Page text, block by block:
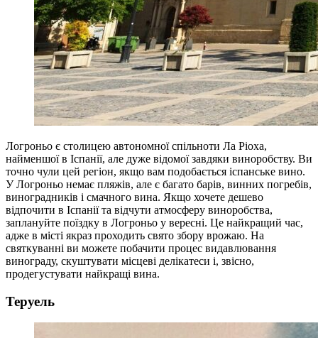
Логроньо є столицею автономної спільноти Ла Ріоха,
найменшої в Іспанії, але дуже відомої завдяки виноробству. Ви
точно чули цей регіон, якщо вам подобається іспанське вино.
У Логроньо немає пляжів, але є багато барів, винних погребів,
виноградників і смачного вина. Якщо хочете дешево
відпочити в Іспанії та відчути атмосферу виноробства,
заплануйте поїздку в Логроньо у вересні. Це найкращий час,
адже в місті якраз проходить свято збору врожаю. На
святкуванні ви можете побачити процес видавлювання
винограду, скуштувати місцеві делікатеси і, звісно,
продегустувати найкращі вина.
Теруель